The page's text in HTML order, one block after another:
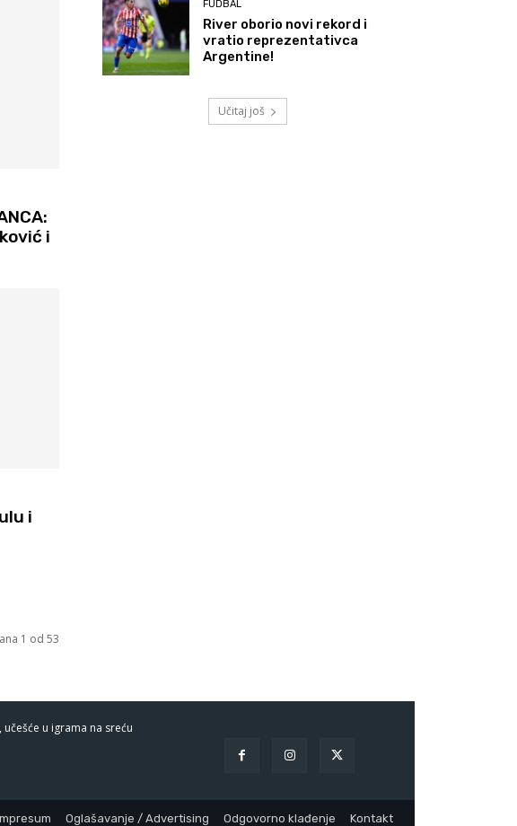
i
i
1 od 53
FUDBAL
River oborio novi rekord i
vratio reprezentativca
Argentine!
Učitaj još
u igrama na sreću
Oglašavanje / Advertising Odgovorno klađenje Kontakt